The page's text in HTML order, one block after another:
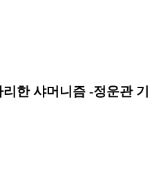
한 샤머니즘 -정운관 기